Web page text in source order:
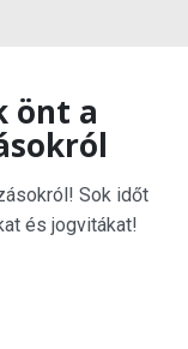
önt a
Sok időt
és jogvitákat!